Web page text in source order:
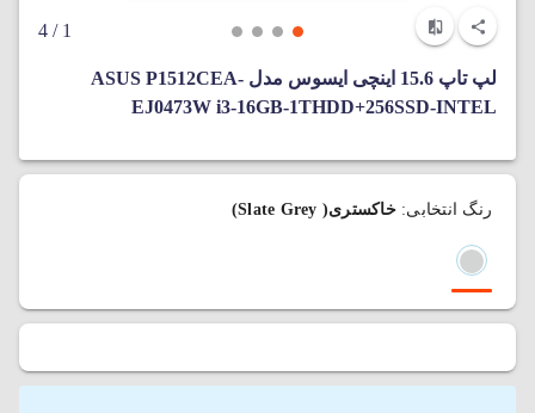
1
/ 4
لپ تاپ 15.6 اینچی ایسوس مدل ASUS P1512CEA-
EJ0473W i3-16GB-1THDD+256SSD-INTEL
رنگ انتخابی:خاکستری( Slate Grey)